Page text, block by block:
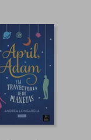
dcto.